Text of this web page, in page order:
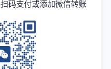
扫码支付或添加微信转账